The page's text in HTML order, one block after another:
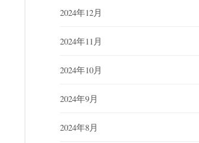
2024年12月
2024年11月
2024年10月
2024年9月
2024年8月